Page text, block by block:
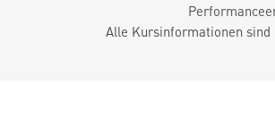
Alle Kursinformationen sind